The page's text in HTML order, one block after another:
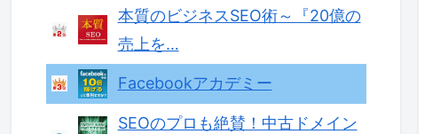
本質のビジネスSEO術～『20億の
売上を…
Facebookアカデミー
SEOのプロも絶賛！中古ドメイン